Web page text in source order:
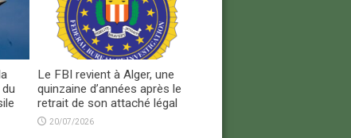
Le FBI revient à Alger, une
quinzaine d’années après le
retrait de son attaché légal
20/07/2026